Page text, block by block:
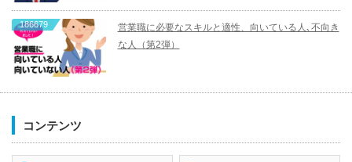
186679
営業職に必要なスキルと適性、向いている人､不向き
な人（第2弾）
コンテンツ